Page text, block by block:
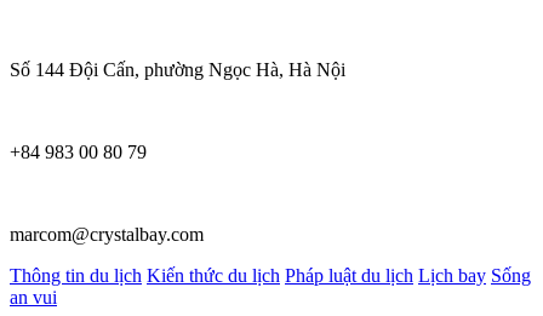
Số 144 Đội Cấn, phường Ngọc Hà, Hà Nội
+84 983 00 80 79
marcom@crystalbay.com
Thông tin du lịch Kiến thức du lịch Pháp luật du lịch Lịch bay Sống
an vui